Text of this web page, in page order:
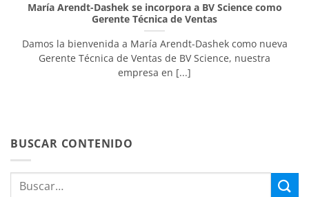
María Arendt-Dashek se incorpora a BV Science como
Gerente Técnica de Ventas
Damos la bienvenida a María Arendt-Dashek como nueva
Gerente Técnica de Ventas de BV Science, nuestra
empresa en [...]
BUSCAR CONTENIDO